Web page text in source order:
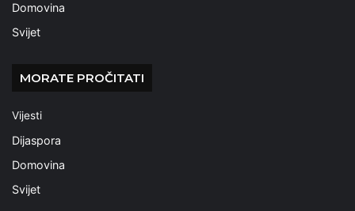
Domovina
Svijet
MORATE PROČITATI
Vijesti
Dijaspora
Domovina
Svijet